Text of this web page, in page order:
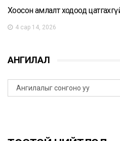
Хоосон амлалт ходоод
4 сар 14, 2026
АНГИЛАЛ